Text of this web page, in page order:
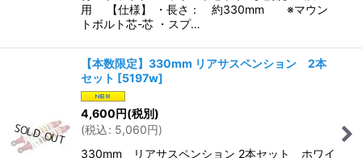
用 【仕様】 ・長さ： 約330mm ※マウン
トボルト芯-芯 ・スプ…
【本数限定】330mm リアサスペンション 2本
セット [5197w]
4,600円(税別)
(税込: 5,060円)
330mm リアサスペンション 2本セット ホワイ